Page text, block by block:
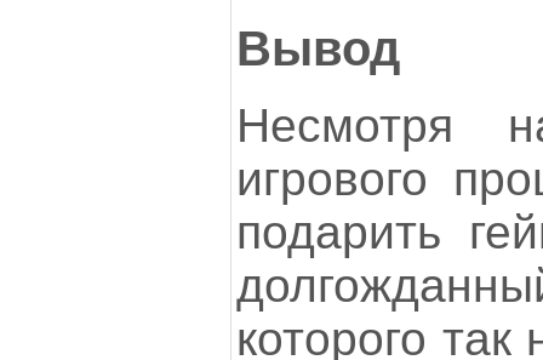
Вывод
Несмотря
игрового
подарить
которого так